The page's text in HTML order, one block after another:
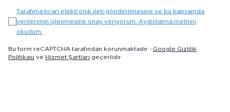
Tarafıma ticari elektronik ileti gönderilmesine ve bu kapsamda
verilerimin işlenmesine onay veriyorum. Aydınlatma metnini
okudum.
Bu form reCAPTCHA tarafından korunmaktadır - Google Gizlilik
Politikası ve Hizmet Şartları geçerlidir.